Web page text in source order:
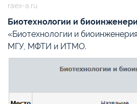
raex-a.ru
Биотехнологии и
«Биотехнологии и
МГУ, МФТИ и ИТМО.